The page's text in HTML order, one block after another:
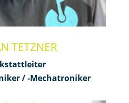
TETZNER
/ -Mechatroniker